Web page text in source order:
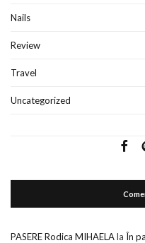
Nails
Review
Travel
Uncategorized
PASERE Rodica MIHAELAla În